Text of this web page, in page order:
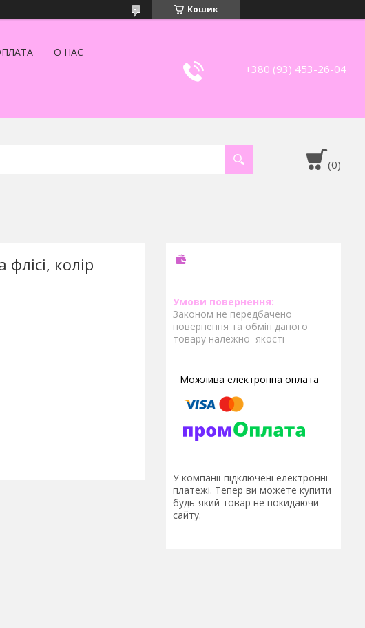
Кошик
О НАС
+380 (93) 453-26-04
колір
Законом не передбачено
повернення та обмін даного
товару належної якості
У компанії підключені електронні
платежі. Тепер ви можете купити
будь-який товар не покидаючи
сайту.